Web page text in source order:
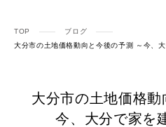
TOP
ブログ
大分市の土地価格動向と今後の予測 ～今、
大分市の土地価格動
今、大分で家を